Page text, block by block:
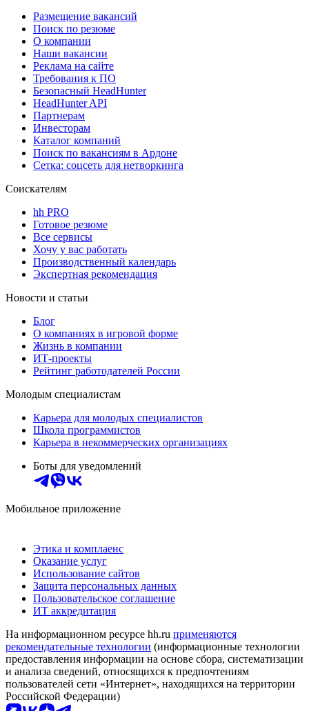
Размещение вакансий
Поиск по резюме
О компании
Наши вакансии
Реклама на сайте
Требования к ПО
Безопасный HeadHunter
HeadHunter API
Партнерам
Инвесторам
Каталог компаний
Поиск по вакансиям в Ардоне
Сетка: соцсеть для нетворкинга
Соискателям
hh PRO
Готовое резюме
Все сервисы
Хочу у вас работать
Производственный календарь
Экспертная рекомендация
Новости и статьи
Блог
О компаниях в игровой форме
Жизнь в компании
ИТ-проекты
Рейтинг работодателей России
Молодым специалистам
Карьера для молодых специалистов
Школа программистов
Карьера в некоммерческих организациях
Боты для уведомлений
Мобильное приложение
Этика и комплаенс
Оказание услуг
Использование сайтов
Защита персональных данных
Пользовательское соглашение
ИТ аккредитация
На информационном ресурсе hh.ru применяются
рекомендательные технологии (информационные технологии
предоставления информации на основе сбора, систематизации
и анализа сведений, относящихся к предпочтениям
пользователей сети «Интернет», находящихся на территории
Российской Федерации)